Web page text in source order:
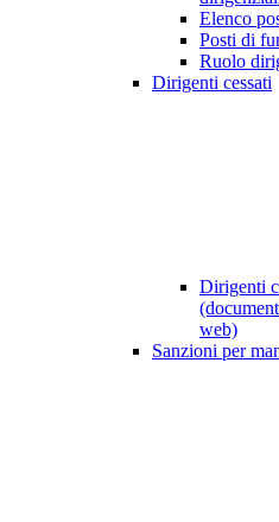
Elenco
Posti di
Ruolo
Dirigenti cessati
Dirigenti
web)
Sanzioni per